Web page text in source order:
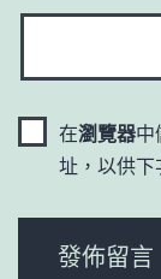
在瀏覽器中
址，以供下